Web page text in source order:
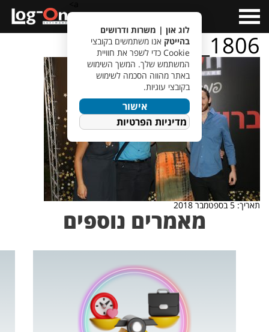
Menu
IMG_1806
תאריך: 5 בספטמבר 2018
מאמרים נוספים
לוג און | משרות ודרושים
בהייטק אנו משתמשים בקובצי
Cookie כדי לשפר את חוויית
המשתמש שלך. המשך השימוש
באתר מהווה הסכמה לשימוש
בקובצי עוגיות.
אישור
מדיניות הפרטיות